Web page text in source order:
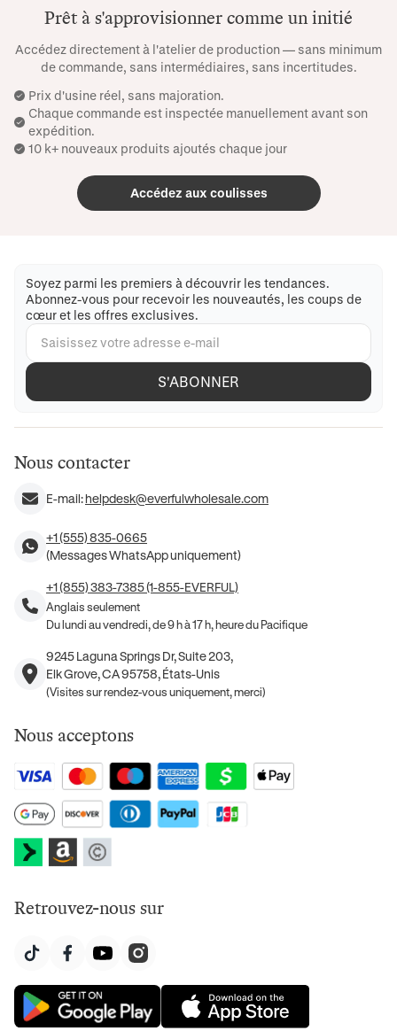
Prêt à s'approvisionner comme un initié
Accédez directement à l'atelier de production — sans minimum
de commande, sans intermédiaires, sans incertitudes.
Prix ​​d'usine réel, sans majoration.
Chaque commande est inspectée manuellement avant son
expédition.
10 k+ nouveaux produits ajoutés chaque jour
Accédez aux coulisses
Soyez parmi les premiers à découvrir les tendances.
Abonnez-vous pour recevoir les nouveautés, les coups de
cœur et les offres exclusives.
S'ABONNER
Nous contacter
E-mail:helpdesk@everfulwholesale.com
+1 (555) 835-0665
(Messages WhatsApp uniquement)
+1 (855) 383-7385 (1-855-EVERFUL)
Anglais seulement
Du lundi au vendredi, de 9 h à 17 h, heure du Pacifique
9245 Laguna Springs Dr, Suite 203,
Elk Grove, CA 95758, États-Unis
(Visites sur rendez-vous uniquement, merci)
Nous acceptons
Retrouvez-nous sur